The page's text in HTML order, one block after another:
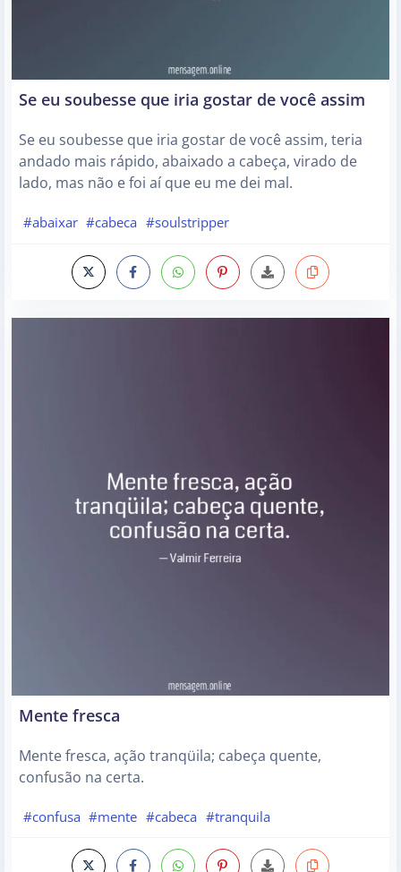
Se eu soubesse que iria gostar de você assim
Se eu soubesse que iria gostar de você assim, teria
andado mais rápido, abaixado a cabeça, virado de
lado, mas não e foi aí que eu me dei mal.
#abaixar #cabeca #soulstripper
Mente fresca
Mente fresca, ação tranqüila; cabeça quente,
confusão na certa.
#confusa #mente #cabeca #tranquila